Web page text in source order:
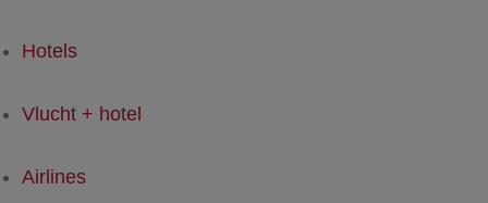
Hotels
Vlucht + hotel
Airlines